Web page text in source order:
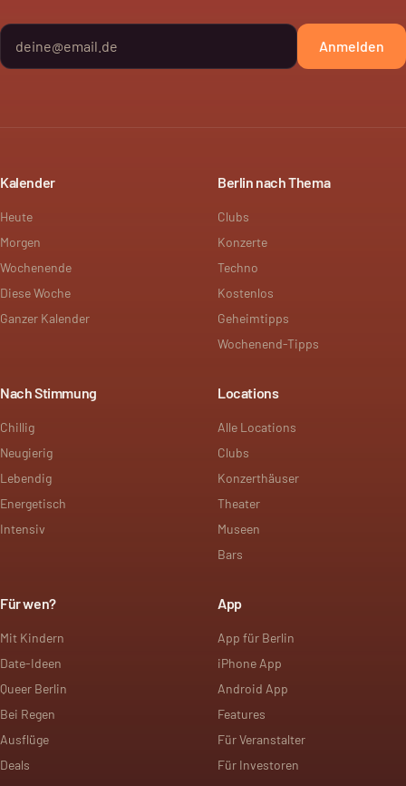
Anmelden
Kalender
Heute
Morgen
Wochenende
Diese Woche
Ganzer Kalender
Berlin nach Thema
Clubs
Konzerte
Techno
Kostenlos
Geheimtipps
Wochenend-Tipps
Nach Stimmung
Chillig
Neugierig
Lebendig
Energetisch
Intensiv
Locations
Alle Locations
Clubs
Konzerthäuser
Theater
Museen
Bars
Für wen?
Mit Kindern
Date-Ideen
Queer Berlin
Bei Regen
Ausflüge
Deals
App
App für Berlin
iPhone App
Android App
Features
Für Veranstalter
Für Investoren